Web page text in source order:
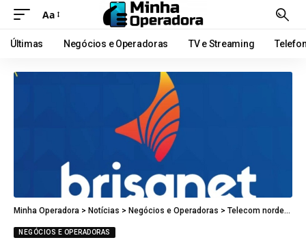
Aa
Últimas Negócios e Operadoras TV e Streaming
Minha Operadora > Notícias > Negócios e Operadoras > Telecom nordestina Brisanet inaugura loja em Pacajús, no Ceará
NEGÓCIOS E OPERADORAS